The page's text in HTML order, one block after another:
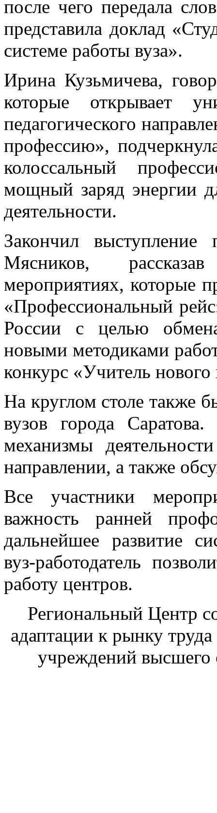
после чего передала
представила доклад
системе работы вуза».
Ирина Кузьмичева,
которые открывает
педагогического
профессию»,
колоссальный
мощный заряд энергии
деятельности.
Закончил выступление
Мясников,
мероприятиях, которые
«Профессиональный
России с целью
новыми методиками
конкурс «Учитель нового
На круглом столе также
вузов города Саратова.
механизмы
направлении, а также
Все участники
важность ранней
дальнейшее развитие
вуз-работодатель
работу центров.
Региональный Центр
адаптации к рынку
учреждений